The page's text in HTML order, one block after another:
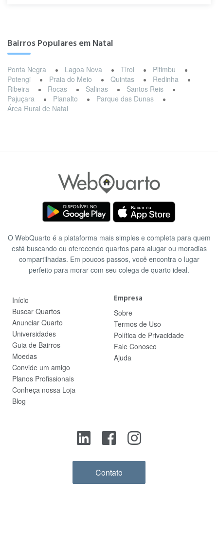
Bairros Populares em Natal
Ponta Negra Lagoa Nova Tirol
Pitimbu
Potengi
Praia do Meio Quintas
Redinha
Ribeira
Rocas Salinas
Santos Reis
Pajuçara
Planalto
Parque das Dunas
Área Rural de Natal
O WebQuarto é a plataforma mais simples e completa para quem
está buscando ou oferecendo quartos para alugar ou moradias
compartilhadas. Em poucos passos, você encontra o lugar
perfeito para morar com seu colega de quarto ideal.
Início
Buscar Quartos
Anunciar Quarto
Universidades
Guia de Bairros
Moedas
Convide um amigo
Planos Profissionais
Conheça nossa Loja
Blog
Empresa
Sobre
Termos de Uso
Política de Privacidade
Fale Conosco
Ajuda
Contato